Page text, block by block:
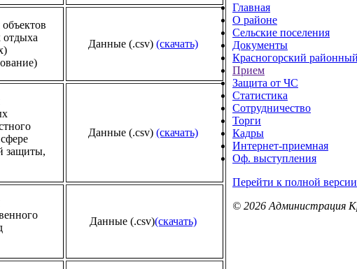
отдыха
Данные (.csv) (скачать)
защиты,
Данные (.csv) (скачать)
Данные (.csv)(скачать)
Главная
О районе
Сельские поселения
Документы
Красногорский
Прием
Защита от ЧС
Статистика
Сотрудничество
Торги
Кадры
Интернет-приемная
Оф. выступления
Перейти к полной версии
© 2026 Администрация